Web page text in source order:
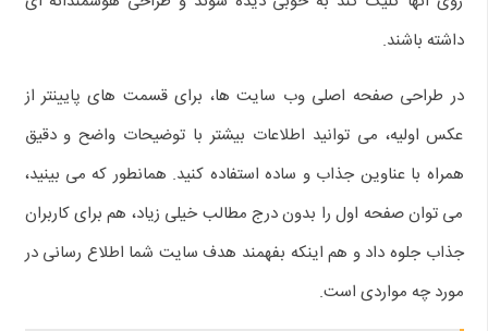
داشته باشند.
در طراحی صفحه اصلی وب سایت ها، برای قسمت های پایینتر از
عکس اولیه، می توانید اطلاعات بیشتر با توضیحات واضح و دقیق
همراه با عناوین جذاب و ساده استفاده کنید. همانطور که می بینید،
می توان صفحه اول را بدون درج مطالب خیلی زیاد، هم برای کاربران
جذاب جلوه داد و هم اینکه بفهمند هدف سایت شما اطلاع رسانی در
مورد چه مواردی است.